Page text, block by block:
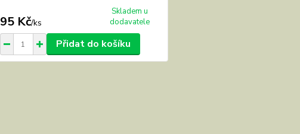
95 Kč/ks
Skladem u
dodavatele
Přidat do košíku